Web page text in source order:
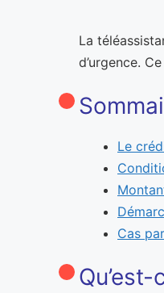
La
d’urgence.
Le
Cas